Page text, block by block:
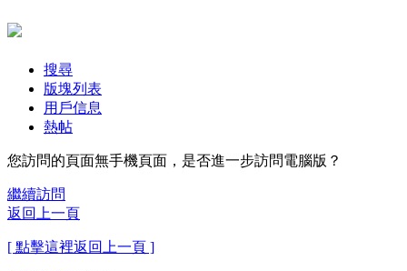
搜尋
版塊列表
用戶信息
熱帖
您訪問的頁面無手機頁面，是否進一步訪問電腦版？
繼續訪問
返回上一頁
[ 點擊這裡返回上一頁 ]